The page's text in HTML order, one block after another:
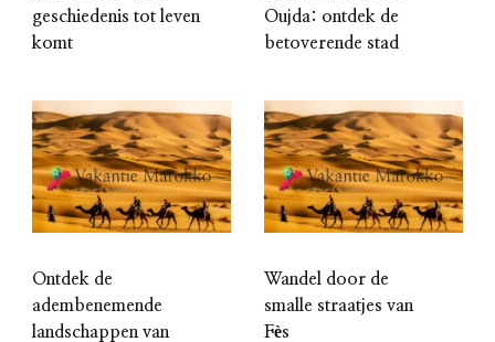
geschiedenis tot leven
komt
Oujda: ontdek de
betoverende stad
Ontdek de
adembenemende
landschappen van
Wandel door de
smalle straatjes van
Fès